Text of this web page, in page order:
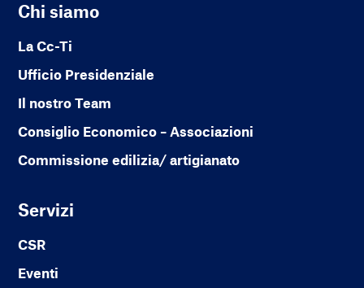
Chi siamo
La Cc-Ti
Ufficio Presidenziale
Il nostro Team
Consiglio Economico – Associazioni
Commissione edilizia/ artigianato
Servizi
CSR
Eventi